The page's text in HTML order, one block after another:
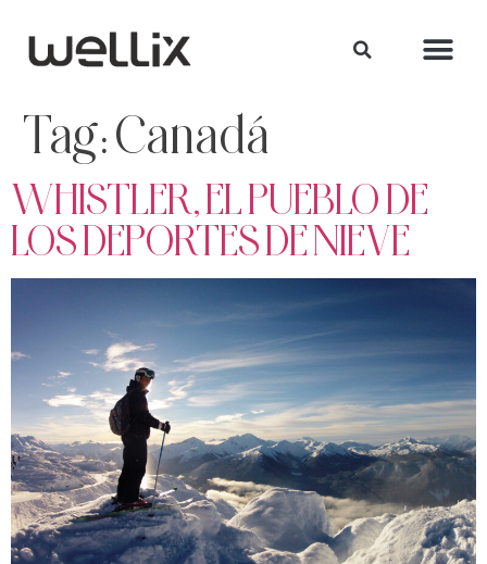
Tag:Canadá
WHISTLER, EL PUEBLO DE
LOS DEPORTES DE NIEVE